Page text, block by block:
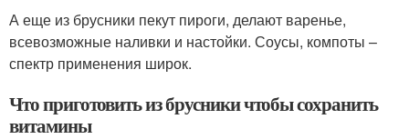
А еще из брусники пекут пироги, делают варенье,
всевозможные наливки и настойки. Соусы, компоты –
спектр применения широк.
Что приготовить из брусники чтобы сохранить
витамины